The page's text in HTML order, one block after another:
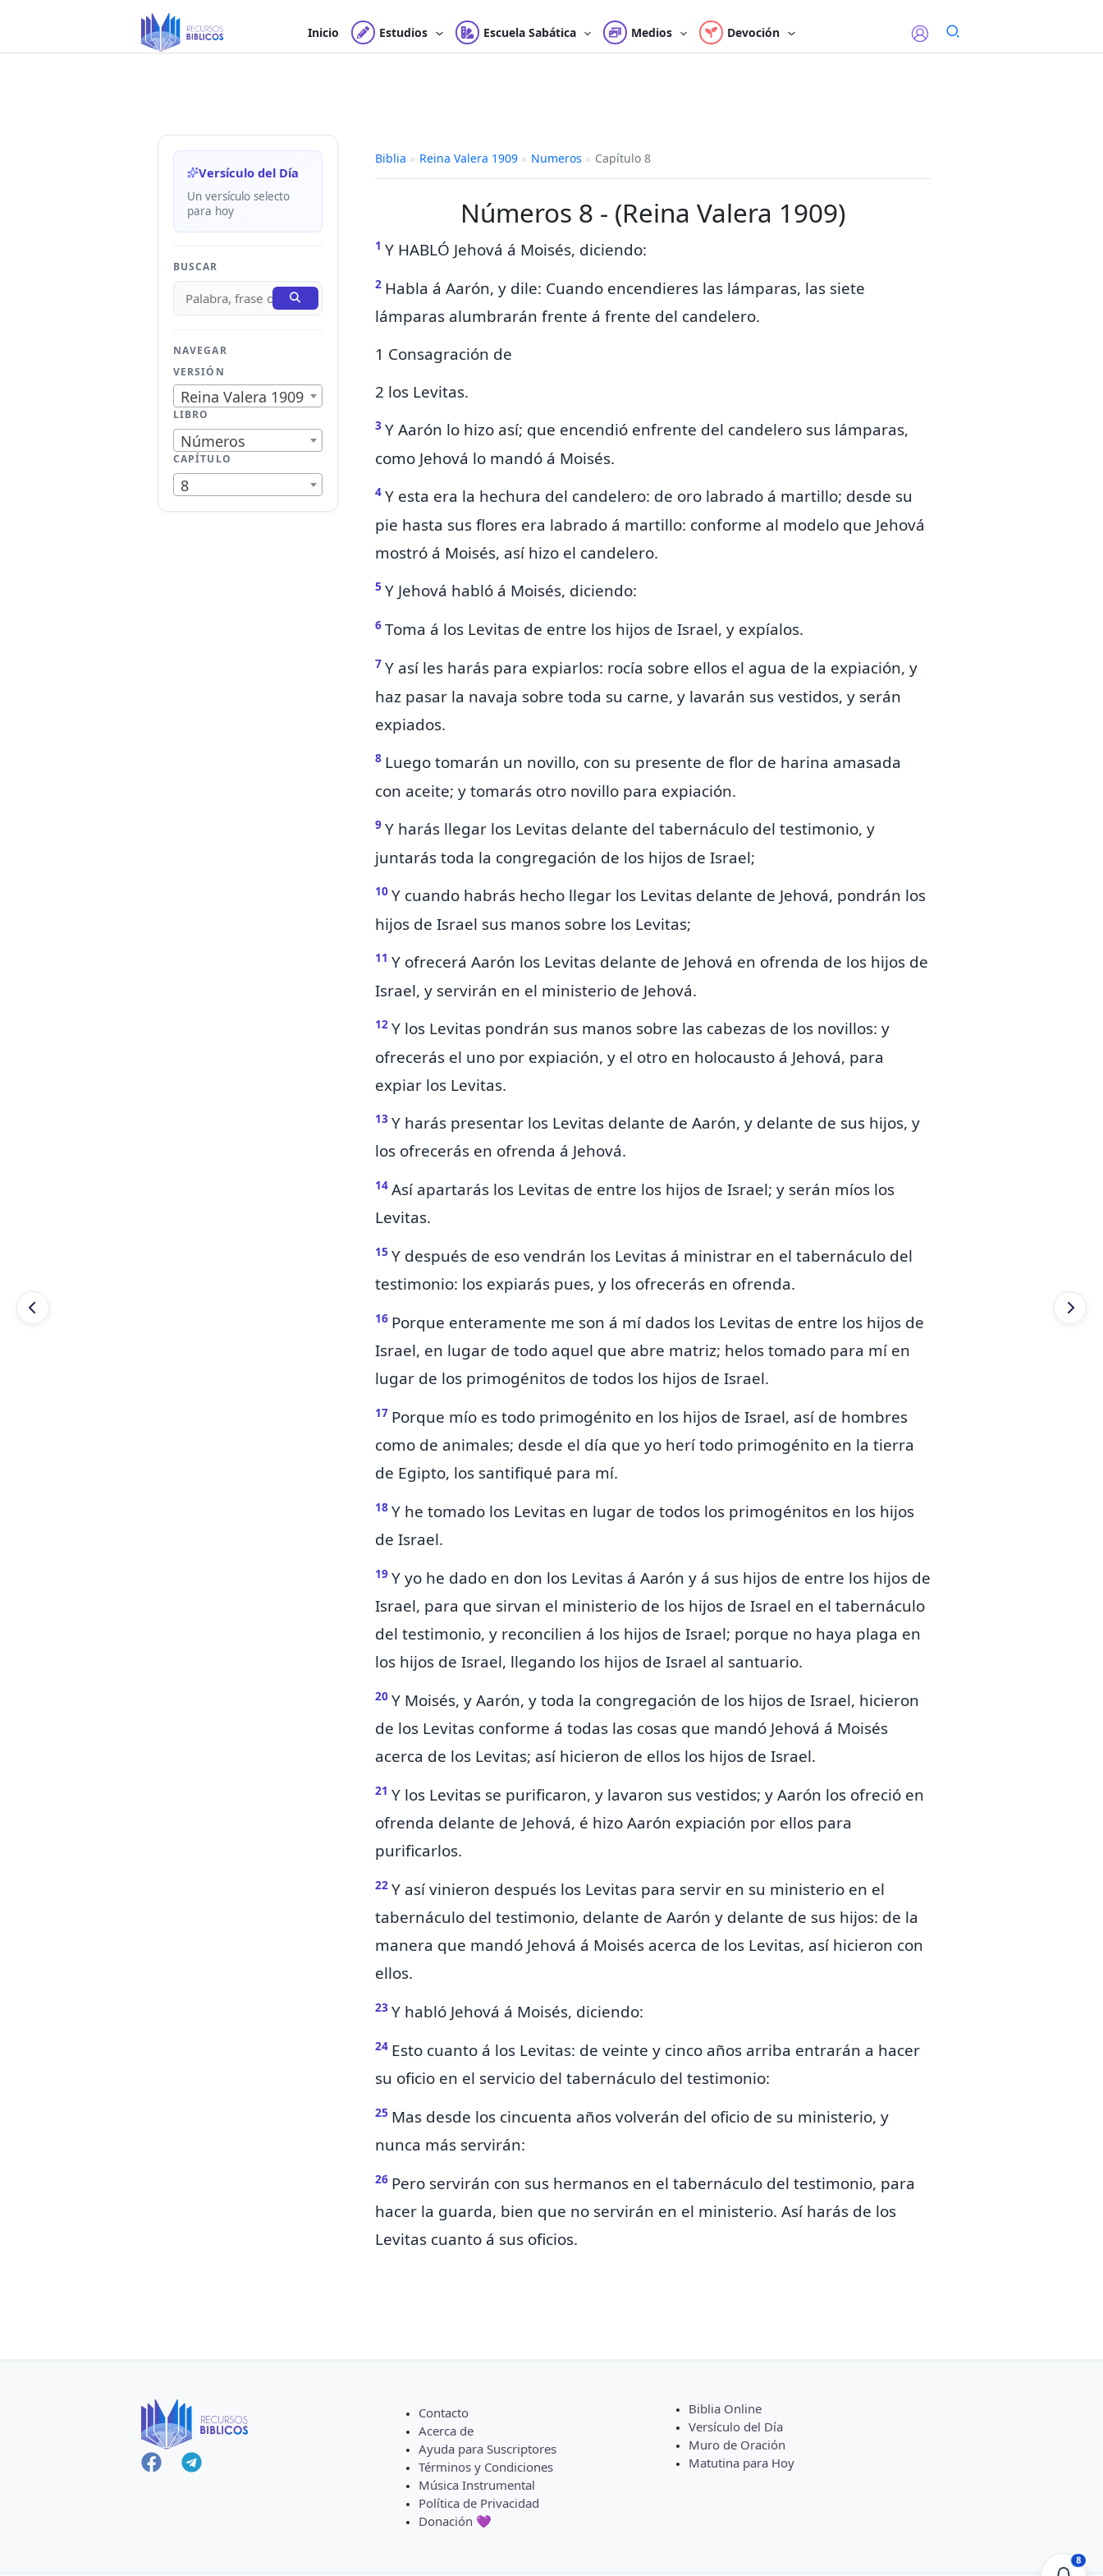
contenido
Inicio Estudios Escuela Sabática Medios Devoción
Versículo del Día
Un versículo selecto
para hoy
BUSCAR
NAVEGAR
VERSIÓN
Reina Valera 1909
LIBRO
Números
CAPÍTULO
8
Biblia » Reina Valera 1909 » Numeros » Capítulo 8
Números 8 - (Reina Valera 1909)
1 Y HABLÓ Jehová á Moisés, diciendo:
2 Habla á Aarón, y dile: Cuando encendieres las lámparas, las siete
lámparas alumbrarán frente á frente del candelero.
1 Consagración de
2 los Levitas.
3 Y Aarón lo hizo así; que encendió enfrente del candelero sus lámparas,
como Jehová lo mandó á Moisés.
4 Y esta era la hechura del candelero: de oro labrado á martillo; desde su
pie hasta sus flores era labrado á martillo: conforme al modelo que Jehová
mostró á Moisés, así hizo el candelero.
5 Y Jehová habló á Moisés, diciendo:
6 Toma á los Levitas de entre los hijos de Israel, y expíalos.
7 Y así les harás para expiarlos: rocía sobre ellos el agua de la expiación, y
haz pasar la navaja sobre toda su carne, y lavarán sus vestidos, y serán
expiados.
8 Luego tomarán un novillo, con su presente de flor de harina amasada
con aceite; y tomarás otro novillo para expiación.
9 Y harás llegar los Levitas delante del tabernáculo del testimonio, y
juntarás toda la congregación de los hijos de Israel;
10 Y cuando habrás hecho llegar los Levitas delante de Jehová, pondrán los
hijos de Israel sus manos sobre los Levitas;
11 Y ofrecerá Aarón los Levitas delante de Jehová en ofrenda de los hijos de
Israel, y servirán en el ministerio de Jehová.
12 Y los Levitas pondrán sus manos sobre las cabezas de los novillos: y
ofrecerás el uno por expiación, y el otro en holocausto á Jehová, para
expiar los Levitas.
13 Y harás presentar los Levitas delante de Aarón, y delante de sus hijos, y
los ofrecerás en ofrenda á Jehová.
14 Así apartarás los Levitas de entre los hijos de Israel; y serán míos los
Levitas.
15 Y después de eso vendrán los Levitas á ministrar en el tabernáculo del
testimonio: los expiarás pues, y los ofrecerás en ofrenda.
16 Porque enteramente me son á mí dados los Levitas de entre los hijos de
Israel, en lugar de todo aquel que abre matriz; helos tomado para mí en
lugar de los primogénitos de todos los hijos de Israel.
17 Porque mío es todo primogénito en los hijos de Israel, así de hombres
como de animales; desde el día que yo herí todo primogénito en la tierra
de Egipto, los santifiqué para mí.
18 Y he tomado los Levitas en lugar de todos los primogénitos en los hijos
de Israel.
19 Yyo he dado en don los Levitas á Aarón y á sus hijos de entre los hijos de
Israel, para que sirvan el ministerio de los hijos de Israel en el tabernáculo
del testimonio, y reconcilien á los hijos de Israel; porque no haya plaga en
los hijos de Israel, llegando los hijos de Israel al santuario.
20 Y Moisés, y Aarón, y toda la congregación de los hijos de Israel, hicieron
de los Levitas conforme á todas las cosas que mandó Jehová á Moisés
acerca de los Levitas; así hicieron de ellos los hijos de Israel.
21 Y los Levitas se purificaron, y lavaron sus vestidos; yAarón los ofreció en
ofrenda delante de Jehová, é hizo Aarón expiación por ellos para
purificarlos.
22 Y así vinieron después los Levitas para servir en su ministerio en el
tabernáculo del testimonio, delante de Aarón y delante de sus hijos: de la
manera que mandó Jehová á Moisés acerca de los Levitas, así hicieron con
ellos.
23 Y habló Jehová á Moisés, diciendo:
24 Esto cuanto á los Levitas: de veinte y cinco años arriba entrarán a hacer
su oficio en el servicio del tabernáculo del testimonio:
25 Mas desde los cincuenta años volverán del oficio de su ministerio, y
nunca más servirán:
26 Pero servirán con sus hermanos en el tabernáculo del testimonio, para
hacer la guarda, bien que no servirán en el ministerio. Así harás de los
Levitas cuanto á sus oficios.
Contacto
Acerca de
Ayuda para Suscriptores
Términos y Condiciones
Música Instrumental
Política de Privacidad
Donación 💜
Biblia Online
Versículo del Día
Muro de Oración
Matutina para Hoy
8